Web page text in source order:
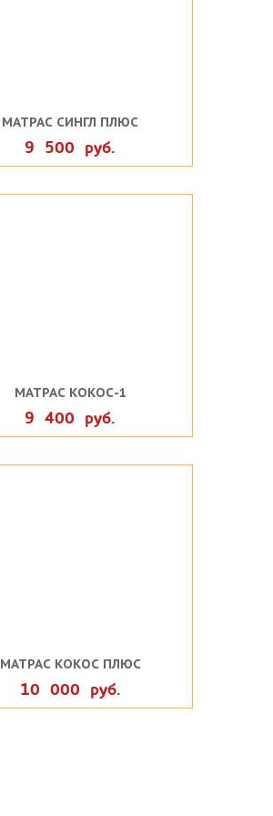
МАТРАС СИНГЛ ПЛЮС
9 500 руб.
МАТРАС КОКОС-1
9 400 руб.
МАТРАС КОКОС ПЛЮС
10 000 руб.